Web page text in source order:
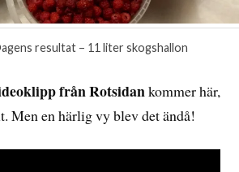
resultat – 11 liter skogshallon
från Rotsidankommer här,
Men en härlig vy blev det ändå!